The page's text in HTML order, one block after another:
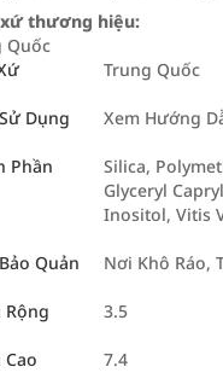
thương hiệu:
Quốc
Trung Quốc
Dụng Xem Hướng
Phần
Silica,
Glyceryl
Inositol, Vitis
Quản Nơi Khô Ráo,
Rộng 3.5
Cao 7.4